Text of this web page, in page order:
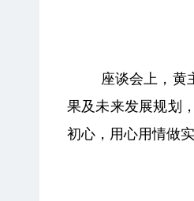
座谈会上，黄
果及未来发展规划
初心，用心用情做